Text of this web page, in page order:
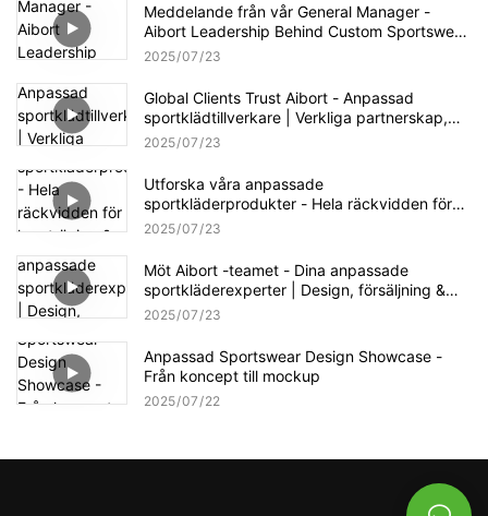
Meddelande från vår General Manager -
Aibort Leadership Behind Custom Sportswear
Success
2025 07 23
Global Clients Trust Aibort - Anpassad
sportklädtillverkare | Verkliga partnerskap,
verkliga resultat
2025 07 23
Utforska våra anpassade
sportkläderprodukter - Hela räckvidden för
lag, träning & evenemang | Aibort Apparel
2025 07 23
Möt Aibort -teamet - Dina anpassade
sportkläderexperter | Design, försäljning &
produktionsstöd
2025 07 23
Anpassad Sportswear Design Showcase -
Från koncept till mockup
2025 07 22